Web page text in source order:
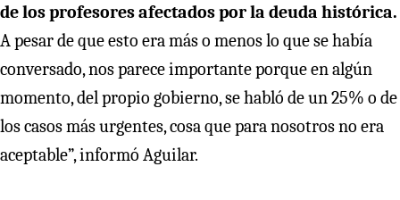
de los profesores afectados por la deuda histórica.
A pesar de que esto era más o menos lo que se había
conversado, nos parece importante porque en algún
momento, del propio gobierno, se habló de un 25% o de
los casos más urgentes, cosa que para nosotros no era
aceptable”, informó Aguilar.